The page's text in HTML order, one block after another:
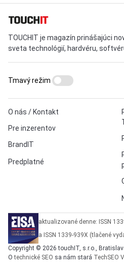
TOUCHIT je magazín prinášajúci
sveta technológií, hardvéru,
O nás / Kontakt
Pre inzerentov
BrandIT
Predplatné
Tmavý režim
aktualizované denne: ISSN
a ISSN 1339-939X (tlačené
Copyright © 2026 touchIT, s.r.o.,
Otechnické SEO sa nám stará TechSEO